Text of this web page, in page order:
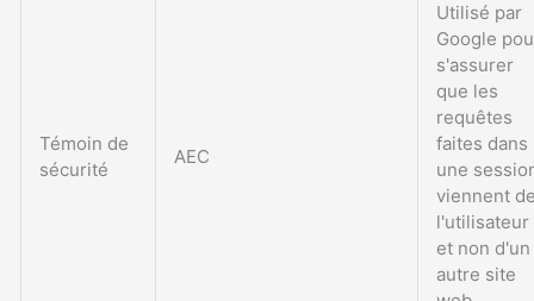
Témoin de
sécurité
AEC
Utilisé par
Google
s'assurer
que les
requêtes
faites dans
une
viennent
l'utilisateur
et non d'un
autre site